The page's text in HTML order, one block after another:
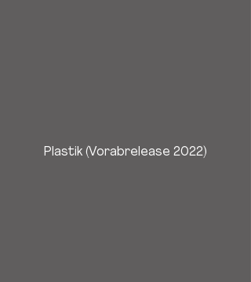
Plastik (Vorabrelease 2022)